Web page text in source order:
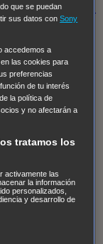
Criminales:
Culpa Morbius
de juego
Preacher
DOC Bite Club
La Sustituta
CarterAlice
Cómo
que se puedan
sus datos conSony
accedemos a
las cookies para
preferencias
de tu interés
la política de
y no afectarán a
tratamos los
activamente las
la información
personalizados,
y desarrollo de